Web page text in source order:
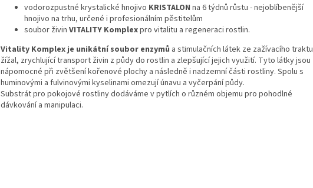
vodorozpustné krystalické hnojivo KRISTALON na 6 týdnů růstu - nejoblíbenější
hnojivo na trhu, určené i profesionálním pěstitelům
soubor živin VITALITY Komplexpro vitalitu a regeneraci rostlin.
Vitality Komplex je unikátní soubor enzymů a stimulačních látek ze zažívacího traktu
žížal, zrychlující transport živin z půdy do rostlin a zlepšující jejich využití. Tyto látky jsou
nápomocné při zvětšení kořenové plochy a následně i nadzemní části rostliny. Spolu s
huminovými a fulvinovými kyselinami omezují únavu a vyčerpání půdy.
Substrát pro pokojové rostliny dodáváme v pytlích o různém objemu pro pohodlné
dávkování a manipulaci.